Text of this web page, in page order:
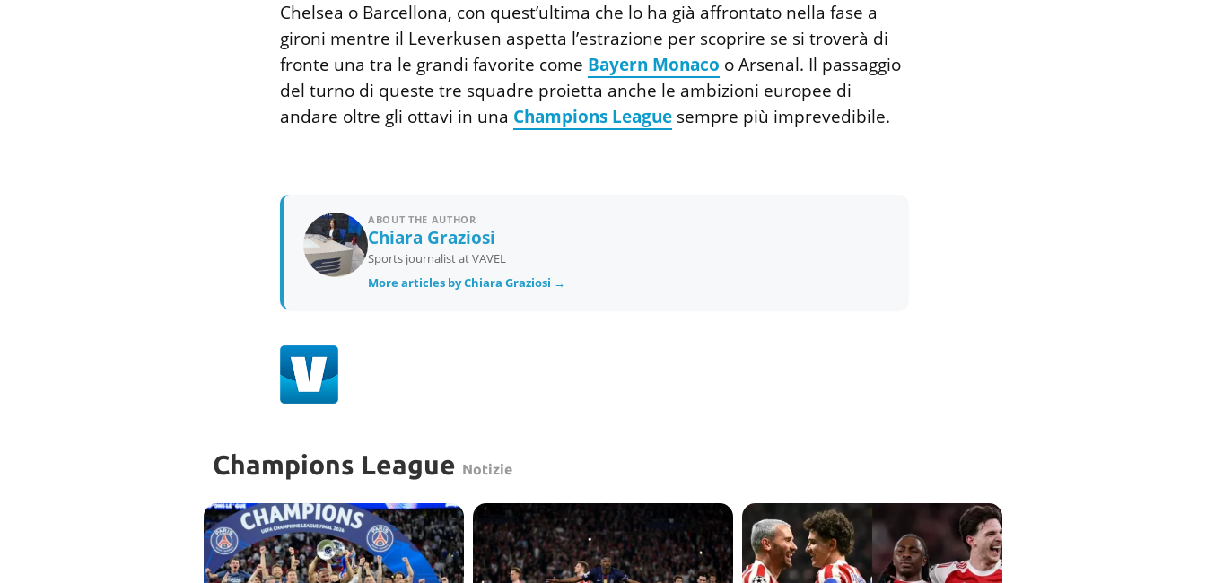
Chelsea o Barcellona, con quest’ultima che lo ha già affrontato nella fase a
gironi mentre il Leverkusen aspetta l’estrazione per scoprire se si troverà di
fronte una tra le grandi favorite come Bayern Monaco o Arsenal. Il passaggio
del turno di queste tre squadre proietta anche le ambizioni europee di
andare oltre gli ottavi in una Champions League sempre più imprevedibile.
ABOUT THE AUTHOR
Chiara Graziosi
Sports journalist at VAVEL
More articles by Chiara Graziosi →
Champions League Notizie